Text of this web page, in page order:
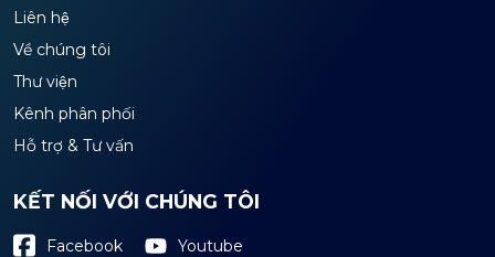
Liên hệ
Về chúng tôi
Thư viện
Kênh phân phối
Hỗ trợ & Tư vấn
KẾT NỐI VỚI CHÚNG TÔI
Facebook Youtube